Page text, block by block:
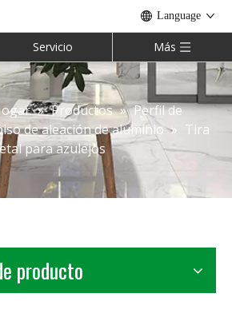
Language
Servicio Más
» Productos » Perfil de
de aleación de aluminio » Tira
para azulejos
producto